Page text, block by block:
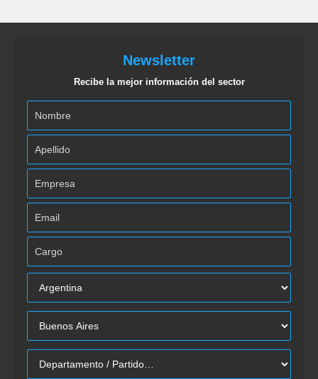
Newsletter
Recibe la mejor información del sector